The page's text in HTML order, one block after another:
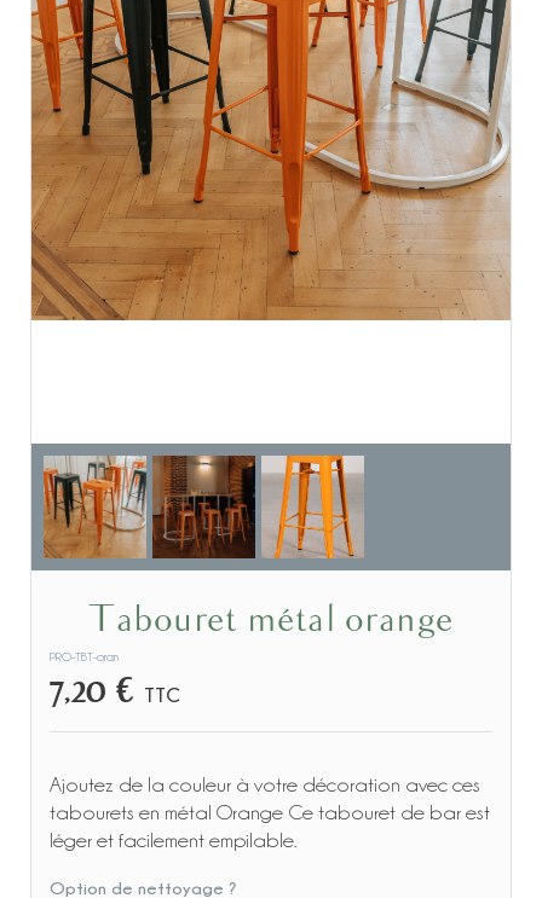
Tabouret métal orange
PRO-TBT-oran
7,20 € TTC
Ajoutez de la couleur à votre décoration avec ces
tabourets en métal Orange Ce tabouret de bar est
léger et facilement empilable.
Option de nettoyage ?